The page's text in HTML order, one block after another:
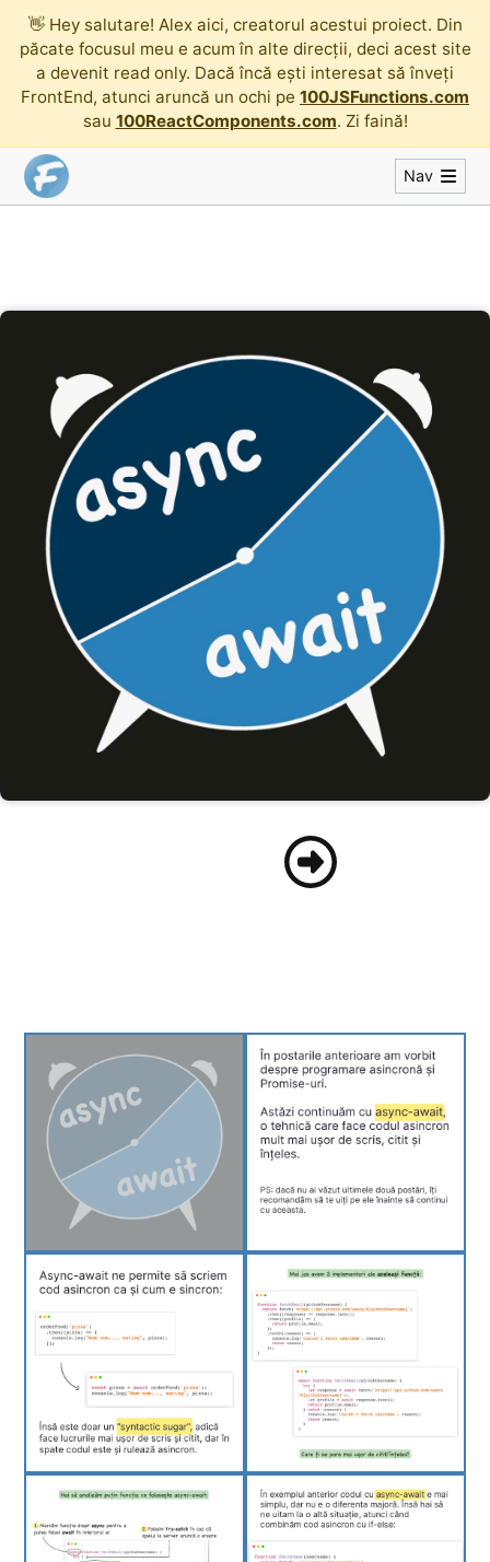
👋 Hey salutare! Alex aici, creatorul acestui proiect. Din
păcate focusul meu e acum în alte direcții, deci acest site
a devenit read only. Dacă încă ești interesat să înveți
FrontEnd, atunci aruncă un ochi pe 100JSFunctions.com
sau 100ReactComponents.com. Zi faină!
Nav